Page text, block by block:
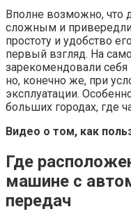
Вполне возможно, что
сложным и
простоту и удобство
первый взгляд. На
зарекомендовали
но, конечно же, при
эксплуатации.
больших городах, где
Видео о том, как
Где
машине с
передач